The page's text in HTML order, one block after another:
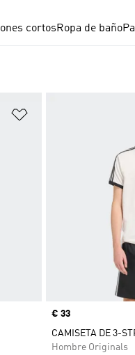
cortosRopa de baño
Añadir a la lista de
Precio
€ 33
CAMISETA DE 3-
Hombre Originals